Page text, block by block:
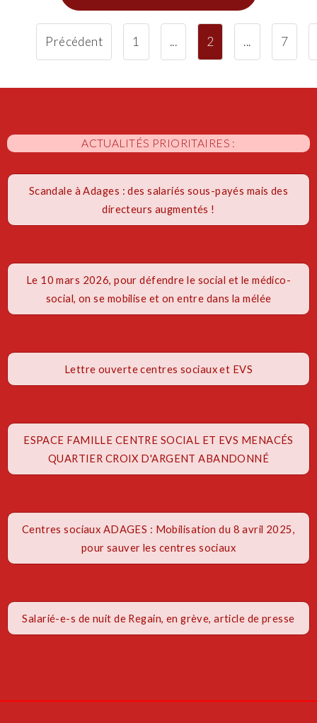
Précédent 1 ... 2 ... 7
ACTUALITÉS PRIORITAIRES :
Scandale à Adages : des salariés sous-payés mais des
directeurs augmentés !
Le 10 mars 2026, pour défendre le social et le médico-
social, on se mobilise et on entre dans la mélée
Lettre ouverte centres sociaux et EVS
ESPACE FAMILLE CENTRE SOCIAL ET EVS MENACÉS
QUARTIER CROIX D'ARGENT ABANDONNÉ
Centres sociaux ADAGES : Mobilisation du 8 avril 2025,
pour sauver les centres sociaux
Salarié-e-s de nuit de Regain, en grève, article de presse